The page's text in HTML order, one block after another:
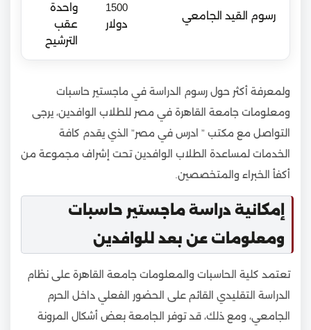
رسوم القيد الجامعي
1500
دولار
واحدة
عقب
الترشيح
ولمعرفة أكثر حول رسوم الدراسة في ماجستير حاسبات
ومعلومات جامعة القاهرة في مصر للطلاب الوافدين، يرجى
التواصل مع مكتب ” ادرس في مصر” الذي يقدم كافة
الخدمات لمساعدة الطلاب الوافدين تحت إشراف مجموعة من
أكفأ الخبراء والمتخصصين.
إمكانية دراسة ماجستير حاسبات
ومعلومات عن بعد للوافدين
تعتمد كلية الحاسبات والمعلومات جامعة القاهرة على نظام
الدراسة التقليدي القائم على الحضور الفعلي داخل الحرم
الجامعي، ومع ذلك، قد توفر الجامعة بعض أشكال المرونة